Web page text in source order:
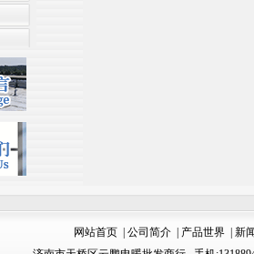
网站首页| 公司简介| 产品世界| 新